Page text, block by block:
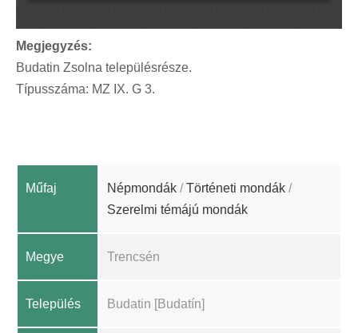
Megjegyzés:
Budatin Zsolna településrésze.
Típusszáma: MZ IX. G 3.
Műfaj Népmondák /Történeti mondák /
Szerelmi témájú mondák
Megye Trencsén
Település Budatin [Budatín]